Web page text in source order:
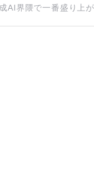
AI界隈で一番盛り上